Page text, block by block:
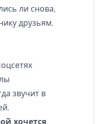
ли снова,
друзьям.
звучит в
хочется